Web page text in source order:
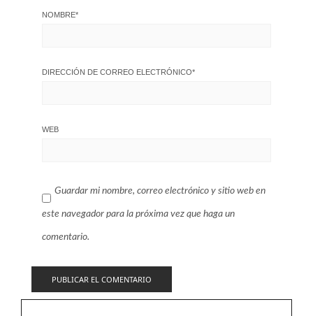
NOMBRE*
DIRECCIÓN DE CORREO ELECTRÓNICO*
WEB
Guardar mi nombre, correo electrónico y sitio web en
este navegador para la próxima vez que haga un
comentario.